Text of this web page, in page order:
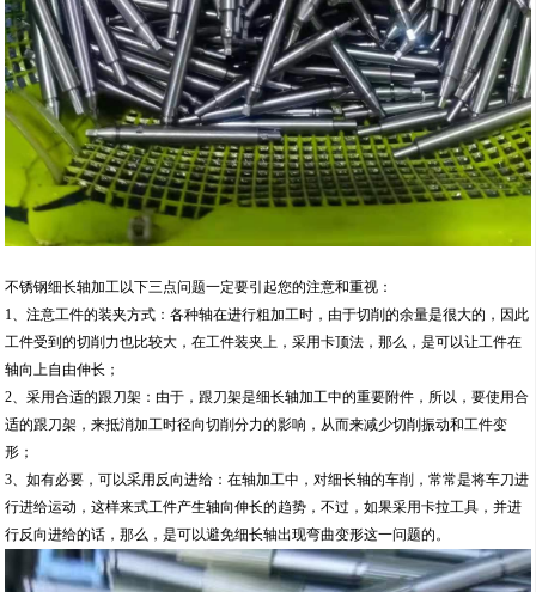
不锈钢细长轴加工以下三点问题一定要引起您的注意和重视：
1、注意工件的装夹方式：各种轴在进行粗加工时，由于切削的余量是很大的，因此
工件受到的切削力也比较大，在工件装夹上，采用卡顶法，那么，是可以让工件在
轴向上自由伸长；
2、采用合适的跟刀架：由于，跟刀架是细长轴加工中的重要附件，所以，要使用合
适的跟刀架，来抵消加工时径向切削分力的影响，从而来减少切削振动和工件变
形；
3、如有必要，可以采用反向进给：在轴加工中，对细长轴的车削，常常是将车刀进
行进给运动，这样来式工件产生轴向伸长的趋势，不过，如果采用卡拉工具，并进
行反向进给的话，那么，是可以避免细长轴出现弯曲变形这一问题的。